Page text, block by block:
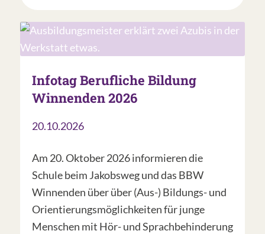
Infotag Berufliche Bildung
Winnenden 2026
20.10.2026
Am 20. Oktober 2026 informieren die
Schule beim Jakobsweg und das BBW
Winnenden über über (Aus-) Bildungs- und
Orientierungsmöglichkeiten für junge
Menschen mit Hör- und Sprachbehinderung